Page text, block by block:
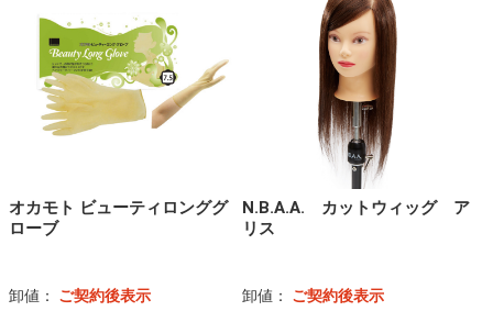
オカモト ビューティロンググ
ローブ
卸値： ご契約後表示
N.B.A.A. カットウィッグ ア
リス
卸値： ご契約後表示